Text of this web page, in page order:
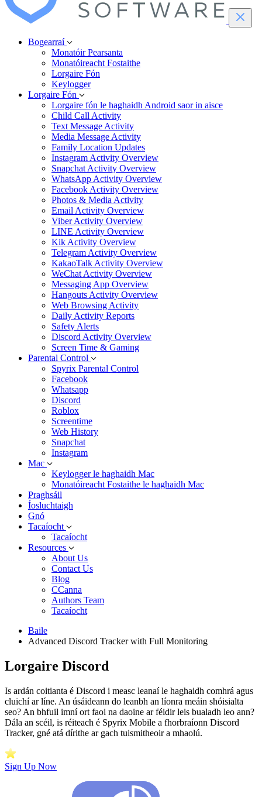
Bogearraí
Monatóir Pearsanta
Monatóireacht Fostaithe
Lorgaire Fón
Keylogger
Lorgaire Fón
Lorgaire fón le haghaidh Android saor in aisce
Child Call Activity
Text Message Activity
Media Message Activity
Family Location Updates
Instagram Activity Overview
Snapchat Activity Overview
WhatsApp Activity Overview
Facebook Activity Overview
Photos & Media Activity
Email Activity Overview
Viber Activity Overview
LINE Activity Overview
Kik Activity Overview
Telegram Activity Overview
KakaoTalk Activity Overview
WeChat Activity Overview
Messaging App Overview
Hangouts Activity Overview
Web Browsing Activity
Daily Activity Reports
Safety Alerts
Discord Activity Overview
Screen Time & Gaming
Parental Control
Spyrix Parental Control
Facebook
Whatsapp
Discord
Roblox
Screentime
Web History
Snapchat
Instagram
Mac
Keylogger le haghaidh Mac
Monatóireacht Fostaithe le haghaidh Mac
Praghsáil
Íosluchtaigh
Gnó
Tacaíocht
Tacaíocht
Resources
About Us
Contact Us
Blog
CCanna
Authors Team
Tacaíocht
Baile
Advanced Discord Tracker with Full Monitoring
Lorgaire Discord
Is ardán coitianta é Discord i measc leanaí le haghaidh comhrá agus
cluichí ar líne. An úsáideann do leanbh an líonra meáin shóisialta
seo? An bhfuil imní ort faoi na daoine ar féidir leis bualadh leo ann?
Dála an scéil, is réiteach é Spyrix Mobile a fhorbraíonn Discord
Tracker, gné atá dírithe ar gach tuismitheoir a mhaolú.
Sign Up Now